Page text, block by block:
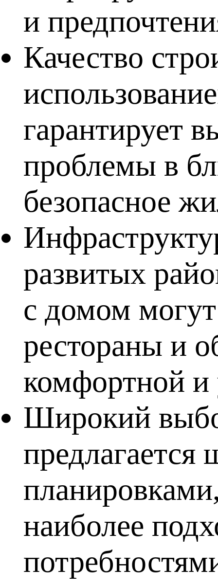
и
Качество
гарантирует
проблемы в
безопасное
развитых
с домом
рестораны и
комфортной и
Широкий
наиболее